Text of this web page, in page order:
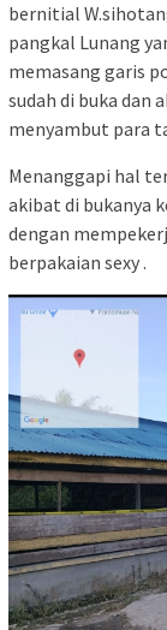
bernitial
pangkal Lunang
memasang garis
sudah di buka dan
menyambut para
Menanggapi hal
akibat di bukanya
dengan
berpakaian sexy .